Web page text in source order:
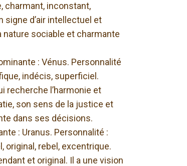
charmant, inconstant,
signe d’air intellectuel et
sociable et charmante
: Vénus. Personnalité
indécis, superficiel.
recherche l’harmonie et
son sens de la justice et
dans ses décisions.
: Uranus. Personnalité :
original, rebel, excentrique.
et original. Il a une vision